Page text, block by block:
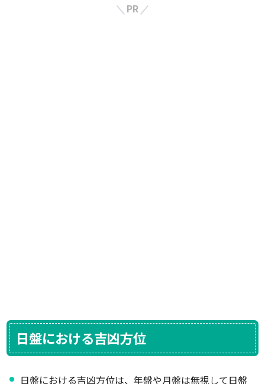
PR
日盤における吉凶方位
日盤における吉凶方位は、年盤や月盤は無視して日盤